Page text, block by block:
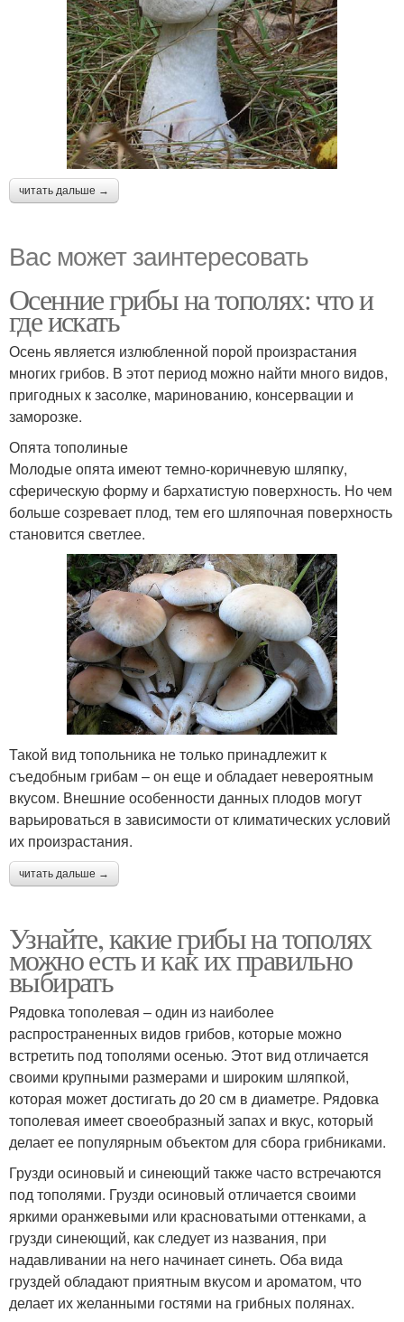
читать дальше →
Вас может заинтересовать
Осенние грибы на тополях: что и
где искать
Осень является излюбленной порой произрастания
многих грибов. В этот период можно найти много видов,
пригодных к засолке, маринованию, консервации и
заморозке.
Опята тополиные
Молодые опята имеют темно-коричневую шляпку,
сферическую форму и бархатистую поверхность. Но чем
больше созревает плод, тем его шляпочная поверхность
становится светлее.
Такой вид топольника не только принадлежит к
съедобным грибам – он еще и обладает невероятным
вкусом. Внешние особенности данных плодов могут
варьироваться в зависимости от климатических условий
их произрастания.
читать дальше →
Узнайте, какие грибы на тополях
можно есть и как их правильно
выбирать
Рядовка тополевая – один из наиболее
распространенных видов грибов, которые можно
встретить под тополями осенью. Этот вид отличается
своими крупными размерами и широким шляпкой,
которая может достигать до 20 см в диаметре. Рядовка
тополевая имеет своеобразный запах и вкус, который
делает ее популярным объектом для сбора грибниками.
Грузди осиновый и синеющий также часто встречаются
под тополями. Грузди осиновый отличается своими
яркими оранжевыми или красноватыми оттенками, а
грузди синеющий, как следует из названия, при
надавливании на него начинает синеть. Оба вида
груздей обладают приятным вкусом и ароматом, что
делает их желанными гостями на грибных полянах.